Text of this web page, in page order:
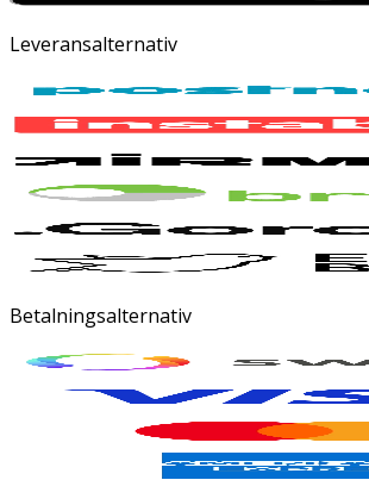
Leveransalternativ
Betalningsalternativ